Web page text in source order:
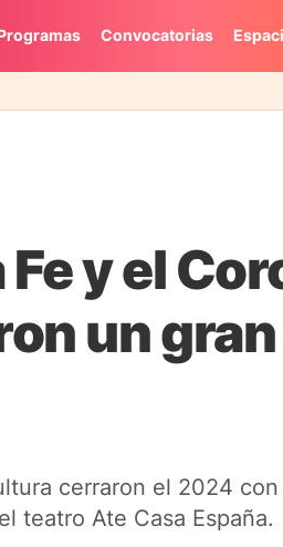
Convocatorias
y el
un
cerraron el 2024
teatro Ate Casa España.